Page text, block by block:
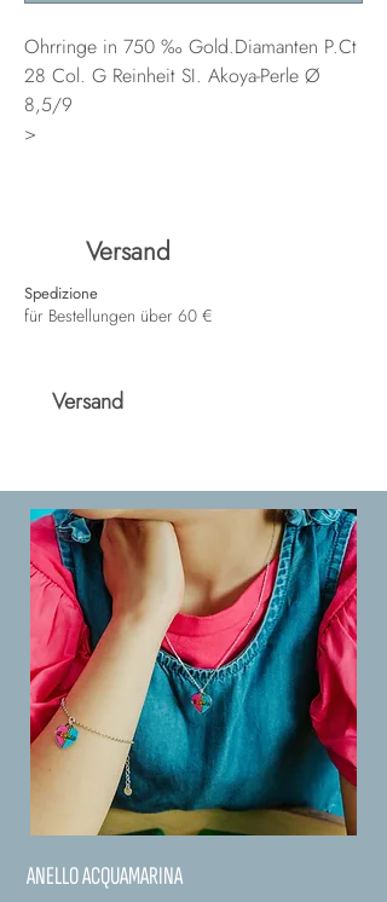
Ohrringe in 750 ‰ Gold.Diamanten P.Ct
28 Col. G Reinheit SI. Akoya-Perle Ø
8,5/9
>
Versand
Spedizione
für Bestellungen über 60 €
Versand
ANELLO ACQUAMARINA